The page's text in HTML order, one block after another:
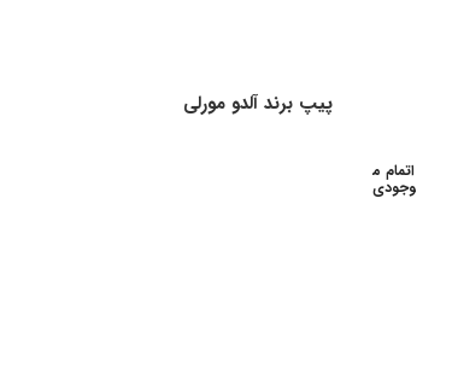
پیپ برند آلدو مورلی
اتمام م
وجودی